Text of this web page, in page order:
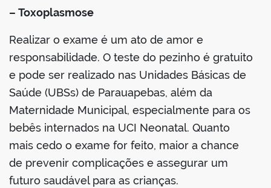
– Toxoplasmose
Realizar o exame é um ato de amor e
responsabilidade. O teste do pezinho é gratuito
e pode ser realizado nas Unidades Básicas de
Saúde (UBSs) de Parauapebas, além da
Maternidade Municipal, especialmente para os
bebês internados na UCI Neonatal. Quanto
mais cedo o exame for feito, maior a chance
de prevenir complicações e assegurar um
futuro saudável para as crianças.